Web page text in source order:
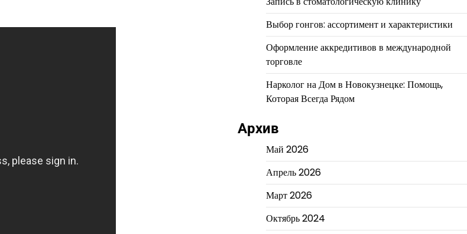
Выбор гонгов: ассортимент и характеристики
Оформление аккредитивов в международной
торговле
Нарколог на Дом в Новокузнецке: Помощь,
Которая Всегда Рядом
Архив
Май 2026
Апрель 2026
Март 2026
Октябрь 2024